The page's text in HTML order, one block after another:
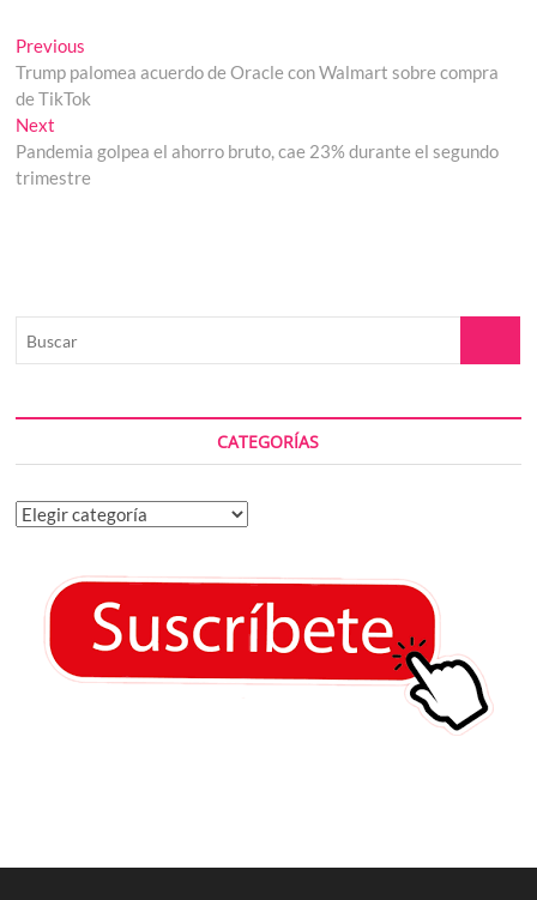
Navegación
de
entradas
Previous
post:
Trump palomea acuerdo de Oracle con Walmart sobre compra
de TikTok
Next
post:
Pandemia golpea el ahorro bruto, cae 23% durante el segundo
trimestre
CATEGORÍAS
Categorías